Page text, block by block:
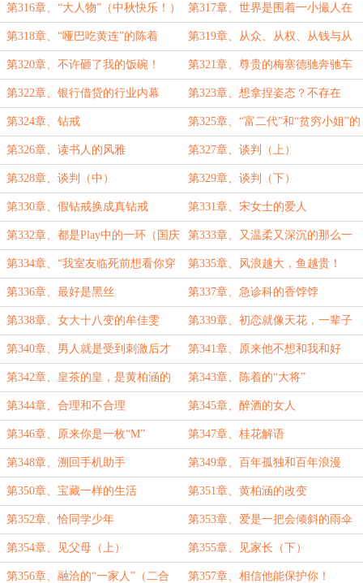
上（二合一）
第316章、“大人物”（中秋快乐！） 第317章、世界是围着一小撮人在
转
第318章、“哑巴吃黄连”的陈着 第319章、从众、从权、从钱与从
老
第320章、不许砸了我的饭碗！ 第321章、尊贵的梅塞德驰奔驰车
主
第322章、银行借贷的行业内幕 第323章、想拿捏姿态？不存在
的！
第324章、钻戒 第325章、“富二代”和“贫穷小姐”的
恋爱
第326章、读书人的风雅 第327章、谈判（上）
第328章、谈判（中） 第329章、谈判（下）
第330章、假钻戒换成真钻戒 第331章、宋女士的爱人
第332章、都是Play中的一环（国庆
快乐！）
第333章、又温柔又深沉的那么一
个人
第334章、“我室友临死前想看你穿
黑丝”
第335章、风浪越大，鱼越贵！
第336章、最好是黑丝 第337章、急诊科的香饽饽
第338章、女大十八变的牟佳雯 第339章、初恋就像天花，一辈子
只有一次
第340章、男人就是受到刺激后才
能成长
第341章、原来他不想和我和好
第342章、皇茶的皇，是黄柏涵的
黄！
第343章、陈着的“大将”
第344章、合理和不合理 第345章、醉酒的女人
第346章、原来你是一枚“M” 第347章、桂花解语
第348章、溯回手机助手 第349章、百年孤独和百年浪漫
第350章、宝藏一样的生活 第351章、黄柏涵的改变
第352章、恰同学少年 第353章、爱是一把会倾斜的雨伞
第354章、见父母（上） 第355章、见家长（下）
第356章、融洽的“一家人”（二合 第357章、相信他能保护你！